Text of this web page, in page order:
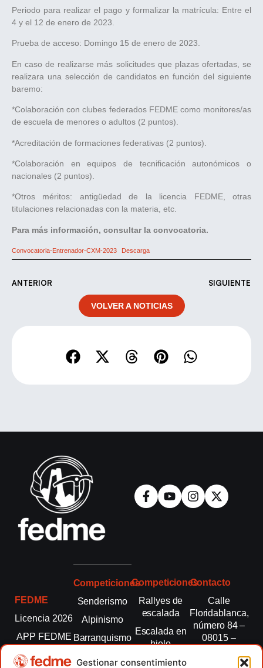
Gestionar consentimiento
Periodo para realizar el pago y formalizar la matrícula: Entre el
4 y el 12 de enero de 2023.
Prueba de acceso: Domingo 15 de enero de 2023.
En caso de realizarse más solicitudes que plazas ofertadas, se
realizara una selección de candidatos en función del siguiente
baremo:
*Colaboración con clubes federados FEDME como monitores/as
de escuela de menores o adultos (2 puntos).
*Acreditación de formaciones federativas (2 puntos).
*Colaboración en equipos de tecnificación autonómicos o
nacionales (2 puntos).
*Otros méritos: antigüedad de la licencia FEDME, otras
titulaciones relacionadas con la materia, etc.
Para más información, consultar la convocatoria.
Convocatoria-Entrenador-CXM-2023 Descarga
ANTERIOR SIGUIENTE
VOLVER A NOTICIAS
FEDME
Licencia 2026
APP FEDME
Transparencia
Competiciones
Senderismo
Alpinismo
Barranquismo
Competiciones
Rallyes de
escalada
Escalada en
hielo
Esquí de
Contacto
Calle
Floridablanca,
número 84 –
08015 –